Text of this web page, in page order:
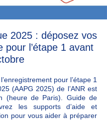
2025 : déposez vos
pour l’étape 1 avant
pour l’étape 1
(AAPG 2025) de l’ANR est
(heure de Paris). Guide de
les supports d’aide et
pour vous aider à préparer